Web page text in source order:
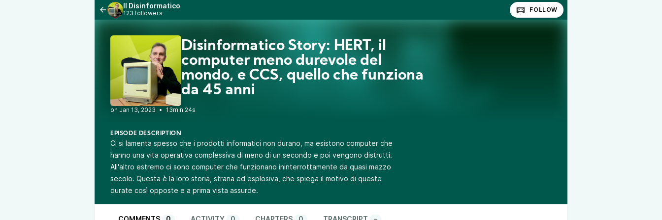
Il Disinformatico
123 followers FOLLOW
Disinformatico Story: HERT, il
computer meno durevole del
mondo, e CCS, quello che funziona
da 45 anni
• 13min 24s
EPISODE DESCRIPTION
Ci si lamenta spesso che i prodotti informatici non durano, ma esistono computer che
hanno una vita operativa complessiva di meno di un secondo e poi vengono distrutti.
All'altro estremo ci sono computer che funzionano ininterrottamente da quasi mezzo
secolo. Questa è la loro storia, strana ed esplosiva, che spiega il motivo di queste
durate così opposte e a prima vista assurde.